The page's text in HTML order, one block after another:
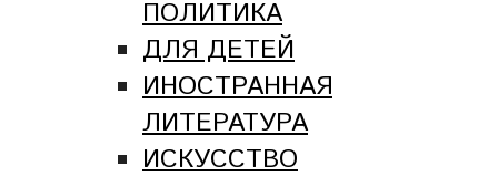
ПОЛИТИКА
ДЛЯ ДЕТЕЙ
ИНОСТРАННАЯ
ЛИТЕРАТУРА
ИСКУССТВО